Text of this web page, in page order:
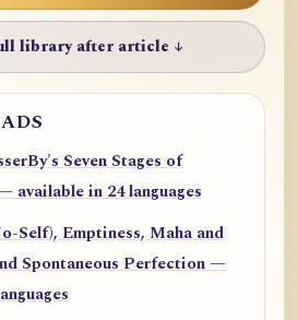
library after article ↓
Seven Stages of
available in 24 languages
Self), Emptiness, Maha and
Spontaneous Perfection —